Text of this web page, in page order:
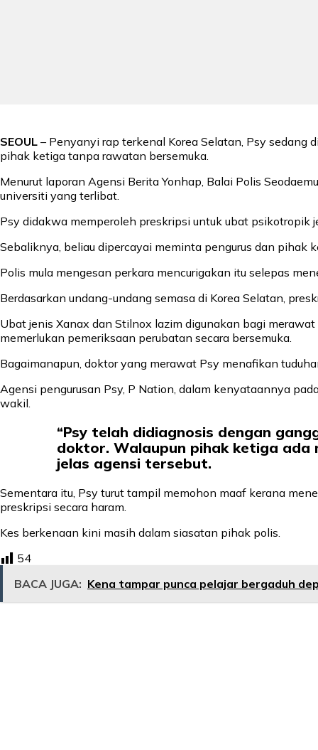
SEOUL – Penyanyi rap terkenal Korea Selatan, Psy
pihak ketiga tanpa rawatan bersemuka.
Menurut laporan Agensi Berita Yonhap, Balai Polis
universiti yang terlibat.
Psy didakwa memperoleh preskripsi untuk ubat
Sebaliknya, beliau dipercayai meminta pengurus dan
Polis mula mengesan perkara mencurigakan itu selepas
Berdasarkan undang-undang semasa di Korea Selatan,
Ubat jenis Xanax dan Stilnox lazim digunakan bagi
memerlukan pemeriksaan perubatan secara bersemuka.
Bagaimanapun, doktor yang merawat Psy menafikan
Agensi pengurusan Psy, P Nation, dalam kenyataannya
wakil.
“Psy telah didiagnosis dengan
doktor. Walaupun pihak ketiga ada
jelas agensi tersebut.
Sementara itu, Psy turut tampil memohon maaf kerana
preskripsi secara haram.
Kes berkenaan kini masih dalam siasatan pihak polis.
54
BACA JUGA: Kena tampar punca pelajar bergaduh